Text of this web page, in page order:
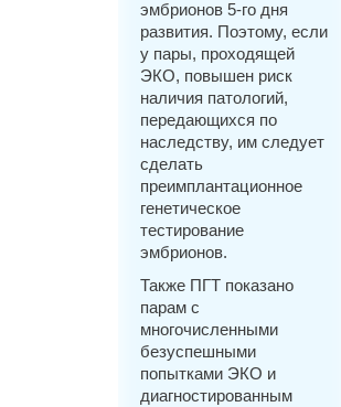
эмбрионов 5-го дня
развития. Поэтому, если
у пары, проходящей
ЭКО, повышен риск
наличия патологий,
передающихся по
наследству, им следует
сделать
преимплантационное
генетическое
тестирование
эмбрионов.
Также ПГТ показано
парам с
многочисленными
безуспешными
попытками ЭКО и
диагностированным